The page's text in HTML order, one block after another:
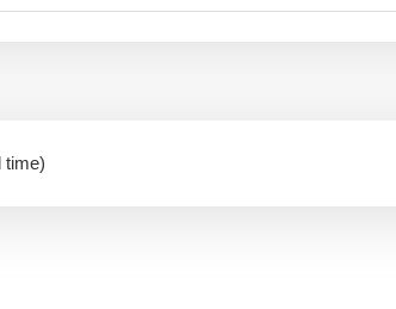
time)